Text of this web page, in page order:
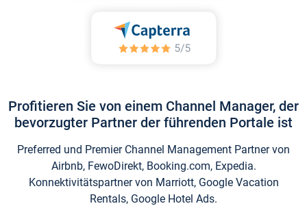
Profitieren Sie von einem Channel Manager, der
bevorzugter Partner der führenden Portale ist
Preferred und Premier Channel Management Partner von
Airbnb, FewoDirekt, Booking.com, Expedia.
Konnektivitätspartner von Marriott, Google Vacation
Rentals, Google Hotel Ads.